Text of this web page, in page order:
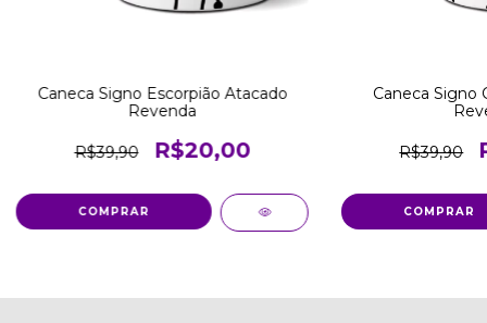
Caneca Signo Escorpião Atacado
Revenda
R$39,90 R$20,00
COMPRAR
Caneca Signo
R$39,90
COMPRAR